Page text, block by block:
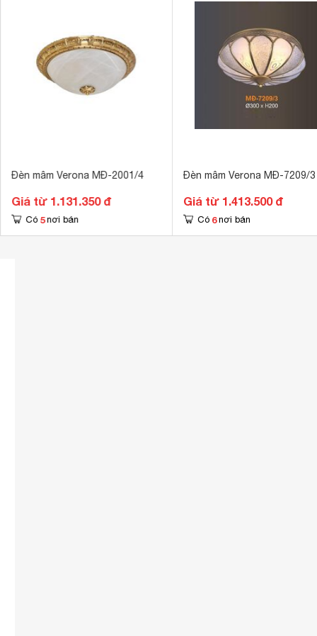
Đèn mâm Verona MĐ-2001/4
Giá từ 1.131.350 đ
Có 5 nơi bán
Đèn mâm Verona MĐ-7209/3
Giá từ 1.413.500 đ
Có 6 nơi bán